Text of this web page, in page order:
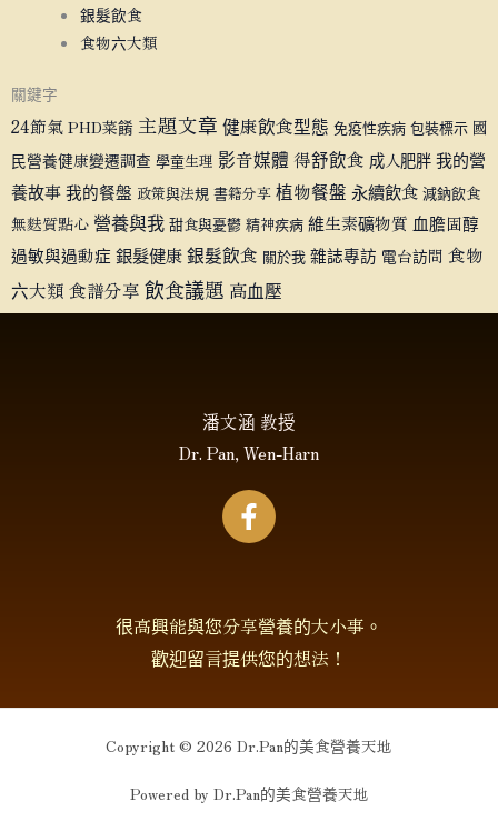
銀髮飲食
食物六大類
關鍵字
24節氣 PHD菜餚 主題文章 健康飲食型態 免疫性疾病 包裝標示 國
民營養健康變遷調查 學童生理 影音媒體 得舒飲食 成人肥胖我的營
養故事我的餐盤 政策與法規 書籍分享 植物餐盤 永續飲食 減鈉飲食
無麩質點心 營養與我 甜食與憂鬱 精神疾病 維生素礦物質 血膽固醇
過敏與過動症銀髮健康銀髮飲食 關於我 雜誌專訪 電台訪問 食物
六大類 食譜分享 飲食議題 高血壓
潘文涵 教授
Dr. Pan, Wen-Harn
很高興能與您分享營養的大小事。
歡迎留言提供您的想法！
Copyright © 2026 Dr.Pan的美食營養天地
Powered by Dr.Pan的美食營養天地